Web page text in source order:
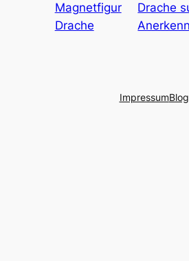
Magnetfigur
Drache
Drache
ImpressumBlog